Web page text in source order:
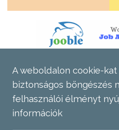
A weboldalon cookie-
biztonságos böngészés
felhasználói élményt
információk